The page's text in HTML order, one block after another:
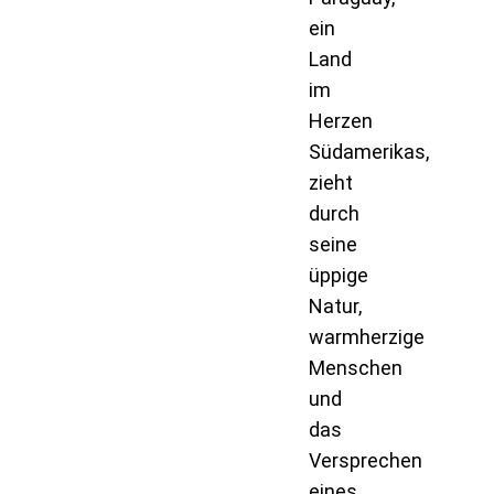
ein
Land
im
Herzen
Südamerikas,
zieht
durch
seine
üppige
Natur,
warmherzige
Menschen
und
das
Versprechen